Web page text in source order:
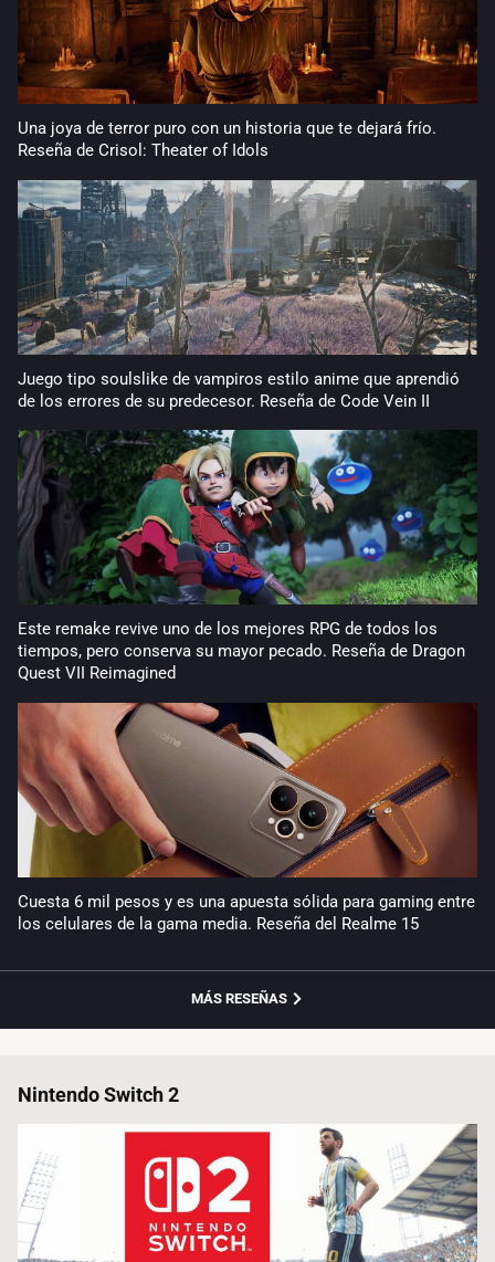
Una joya de terror puro con un historia que te dejará frío.
Reseña de Crisol: Theater of Idols
Juego tipo soulslike de vampiros estilo anime que aprendió
de los errores de su predecesor. Reseña de Code Vein II
Este remake revive uno de los mejores RPG de todos los
tiempos, pero conserva su mayor pecado. Reseña de Dragon
Quest VII Reimagined
Cuesta 6 mil pesos y es una apuesta sólida para gaming entre
los celulares de la gama media. Reseña del Realme 15
MÁS RESEÑAS
Nintendo Switch 2